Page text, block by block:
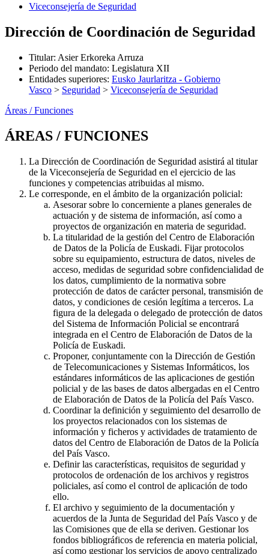
Viceconsejería de Seguridad
Dirección de Coordinación de Seguridad
Titular: Asier Erkoreka Arruza
Periodo del mandato: Legislatura XII
Entidades superiores: Eusko Jaurlaritza - Gobierno
Vasco > Seguridad > Viceconsejería de Seguridad
Áreas / Funciones
ÁREAS / FUNCIONES
La Dirección de Coordinación de Seguridad asistirá al titular
de la Viceconsejería de Seguridad en el ejercicio de las
funciones y competencias atribuidas al mismo.
Le corresponde, en el ámbito de la organización policial:
Asesorar sobre lo concerniente a planes generales de
actuación y de sistema de información, así como a
proyectos de organización en materia de seguridad.
La titularidad de la gestión del Centro de Elaboración
de Datos de la Policía de Euskadi. Fijar protocolos
sobre su equipamiento, estructura de datos, niveles de
acceso, medidas de seguridad sobre confidencialidad de
los datos, cumplimiento de la normativa sobre
protección de datos de carácter personal, transmisión de
datos, y condiciones de cesión legítima a terceros. La
figura de la delegada o delegado de protección de datos
del Sistema de Información Policial se encontrará
integrada en el Centro de Elaboración de Datos de la
Policía de Euskadi.
Proponer, conjuntamente con la Dirección de Gestión
de Telecomunicaciones y Sistemas Informáticos, los
estándares informáticos de las aplicaciones de gestión
policial y de las bases de datos albergadas en el Centro
de Elaboración de Datos de la Policía del País Vasco.
Coordinar la definición y seguimiento del desarrollo de
los proyectos relacionados con los sistemas de
información y ficheros y actividades de tratamiento de
datos del Centro de Elaboración de Datos de la Policía
del País Vasco.
Definir las características, requisitos de seguridad y
protocolos de ordenación de los archivos y registros
policiales, así como el control de aplicación de todo
ello.
El archivo y seguimiento de la documentación y
acuerdos de la Junta de Seguridad del País Vasco y de
las Comisiones que de ella se deriven. Gestionar los
fondos bibliográficos de referencia en materia policial,
así como gestionar los servicios de apoyo centralizado